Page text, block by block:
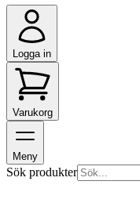
Logga in
Varukorg
Meny
Sök produkter